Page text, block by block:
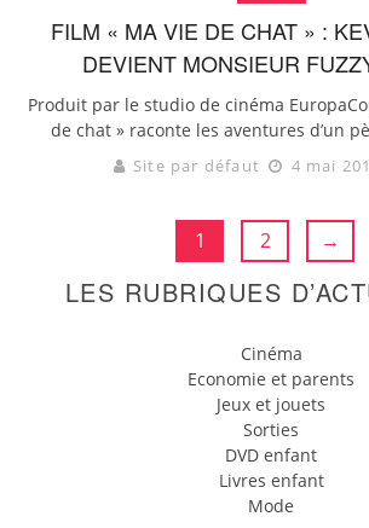
FILM « MA VIE DE CHAT » :
DEVIENT MONSIEUR
Produit par le studio de cinéma
de chat » raconte les aventures d’un
Site par défaut 4 mai
1 2 →
LES RUBRIQUES
Cinéma
Economie et parents
Jeux et jouets
Sorties
DVD enfant
Livres enfant
Mode